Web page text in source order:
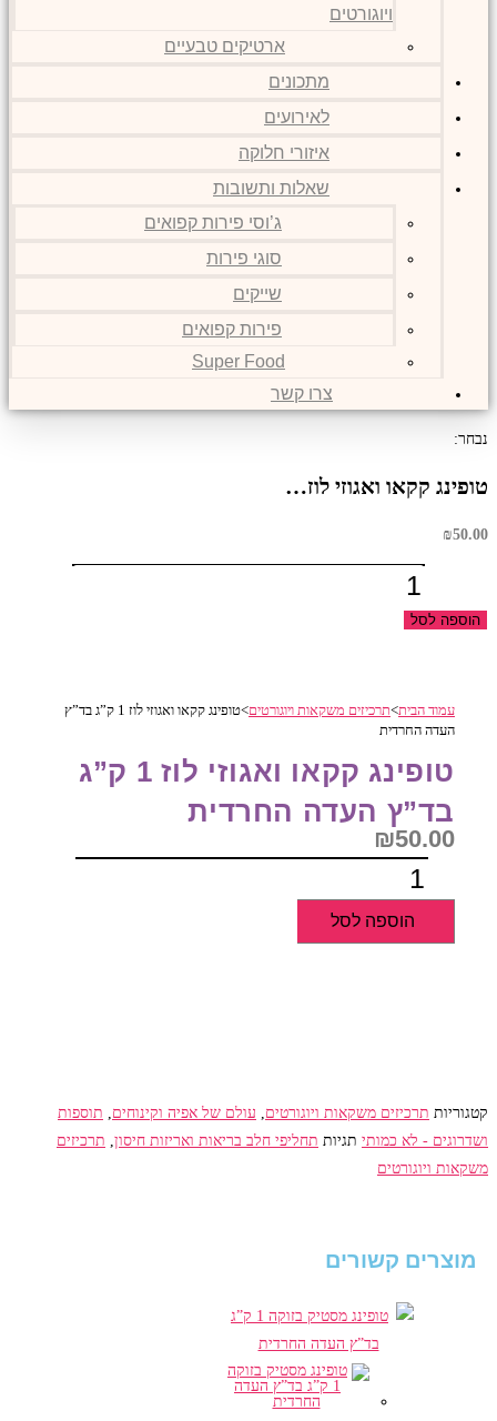
ויוגורטים
ארטיקים טבעיים
מתכונים
לאירועים
איזורי חלוקה
שאלות ותשובות
ג’וסי פירות קפואים
סוגי פירות
שייקים
פירות קפואים
Super Food
צרו קשר
נבחר:
טופינג קקאו ואגוזי לוז…
₪50.00
כמות
טופינג
לוז
ק"ג
בד"ץ
העדה
החרדית
הוספה לסל
עמוד הבית>תרכיזים משקאות ויוגורטים>
טופינג קקאו ואגוזי לוז 1 ק”ג בד”ץ
העדה החרדית
טופינג קקאו ואגוזי לוז 1 ק”ג
בד”ץ העדה החרדית
₪50.00
כמות
של
טופינג
העדה
החרדית
הוספה לסל
קטגוריות תרכיזים משקאות ויוגורטים, עולם של אפיה וקינוחים,
תוספות
ושדרוגים - לא כמותי תגיות תחליפי חלב בריאות ואריזות חיסון, תרכיזים
משקאות ויוגורטים
מוצרים קשורים